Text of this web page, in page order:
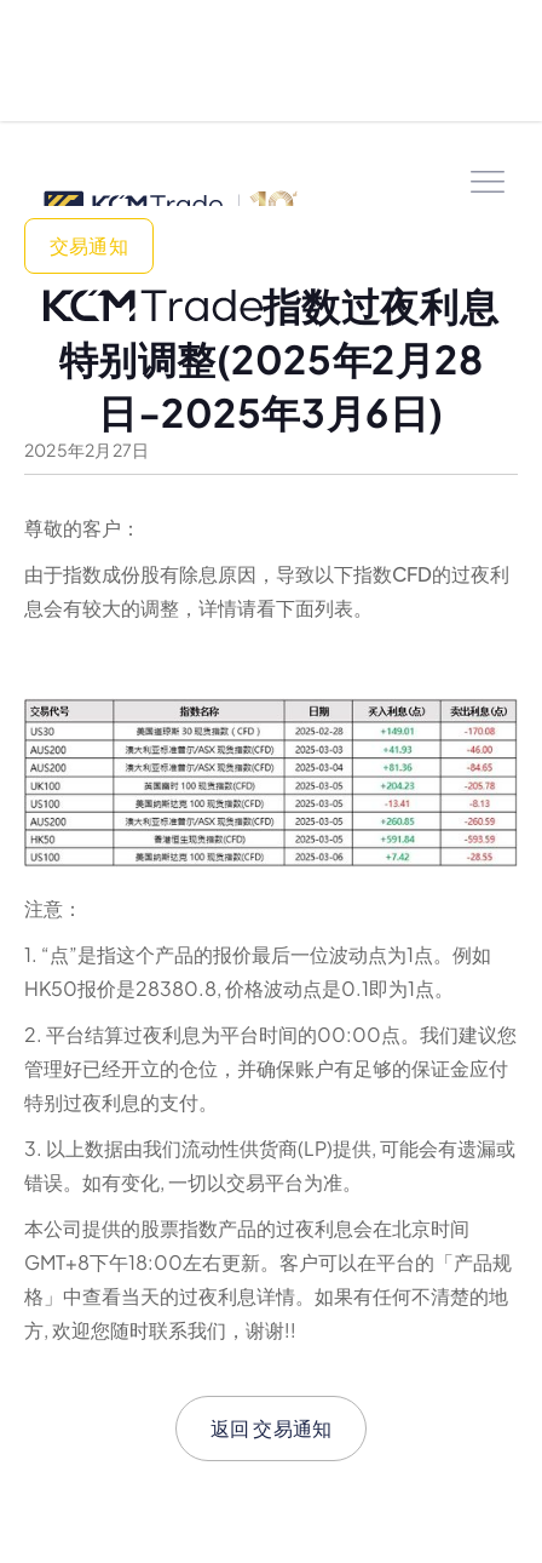
交易通知
指数过夜利息
特别调整(2025年2月28
日-2025年3月6日)
2025年2月 27日
尊敬的客户：
由于指数成份股有除息原因，导致以下指数CFD的过夜利
息会有较大的调整，详情请看下面列表。
注意：
1. “点”是指这个产品的报价最后一位波动点为1点。例如
HK50报价是28380.8, 价格波动点是0.1即为1点。
2. 平台结算过夜利息为平台时间的00:00点。我们建议您
管理好已经开立的仓位，并确保账户有足够的保证金应付
特别过夜利息的支付。
3. 以上数据由我们流动性供货商(LP)提供, 可能会有遗漏或
错误。如有变化, 一切以交易平台为准。‍
本公司提供的股票指数产品的过夜利息会在北京时间
GMT+8下午18:00左右更新。客户可以在平台的「产品规
格」中查看当天的过夜利息详情。如果有任何不清楚的地
方, 欢迎您随时联系我们，谢谢!!
返回交易通知